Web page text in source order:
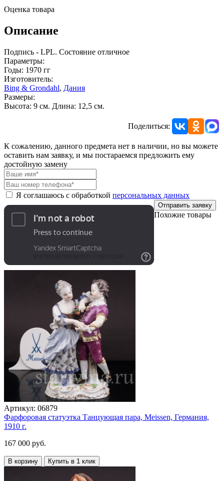
Оценка товара
Описание
Подпись - LPL. Состояние отличное
Параметры:
Годы: 1970 гг
Изготовитель:
Bing & Grondahl, Дания
Размеры:
Высота: 9 см. Длина: 12,5 см.
Поделиться:
К сожалению, данного предмета нет в наличии, но вы можете
оставить нам заявку, и мы постараемся предложить ему
достойную замену
Я соглашаюсь с обработкой персональных данных
Отправить заявку
Похожие товары
Артикул: 06879
Фарфоровая статуэтка Танцующая пара, Meissen, Германия,
1910 г.
167 000 руб.
В корзину Купить в 1 клик